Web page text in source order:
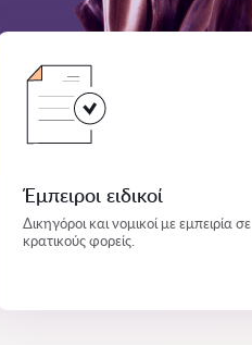
Έμπειροι ειδικοί
Δικηγόροι και νομικοί με εμπειρία σε
κρατικούς φορείς.